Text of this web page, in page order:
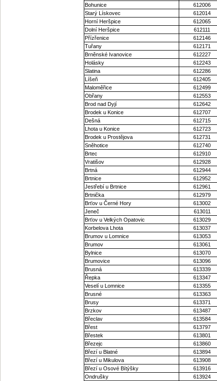
Bohunice
612006
Starý Lískovec
612014
Horní Heršpice
612065
Dolní Heršpice
612111
Přízřenice
612146
Tuřany
612171
Brněnské Ivanovice
612227
Holásky
612243
Slatina
612286
Líšeň
612405
Maloměřice
612499
Obřany
612553
Brod nad Dyjí
612642
Brodek u Konice
612707
Dešná
612715
Lhota u Konice
612723
Brodek u Prostějova
612731
Sněhotice
612740
Brtec
612910
Vratišov
612928
Brtná
612944
Brtnice
612952
Jestřebí u Brtnice
612961
Brtnička
612979
Brťov u Černé Hory
613002
Jeneč
613011
Brťov u Velkých Opatovic
613029
Korbelova Lhota
613037
Brumov u Lomnice
613053
Brumov
613061
Bylnice
613070
Brumovice
613096
Brusná
613339
Řepka
613347
Veselí u Lomnice
613355
Brusné
613363
Brusy
613371
Brzkov
613487
Břeclav
613584
Břest
613797
Břestek
613801
Březejc
613860
Březí u Blatné
613894
Březí u Mikulova
613908
Březí u Osové Bítýšky
613916
Ondrušky
613924